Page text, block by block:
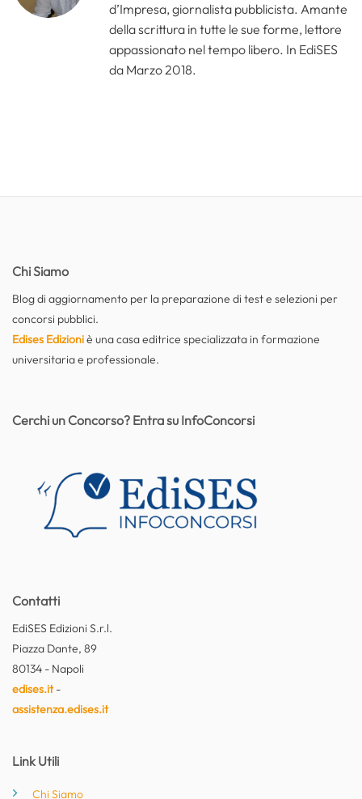
d’Impresa, giornalista pubblicista. Amante
della scrittura in tutte le sue forme, lettore
appassionato nel tempo libero. In EdiSES
da Marzo 2018.
Chi Siamo
Blog di aggiornamento per la preparazione di test e selezioni per
concorsi pubblici.
Edises Edizioniè una casa editrice specializzata in formazione
universitaria e professionale.
Contatti
EdiSES Edizioni S.r.l.
Piazza Dante, 89
80134 - Napoli
edises.it-
assistenza.edises.it
Link Utili
Chi Siamo
Cerchi un Concorso? Entra su InfoConcorsi